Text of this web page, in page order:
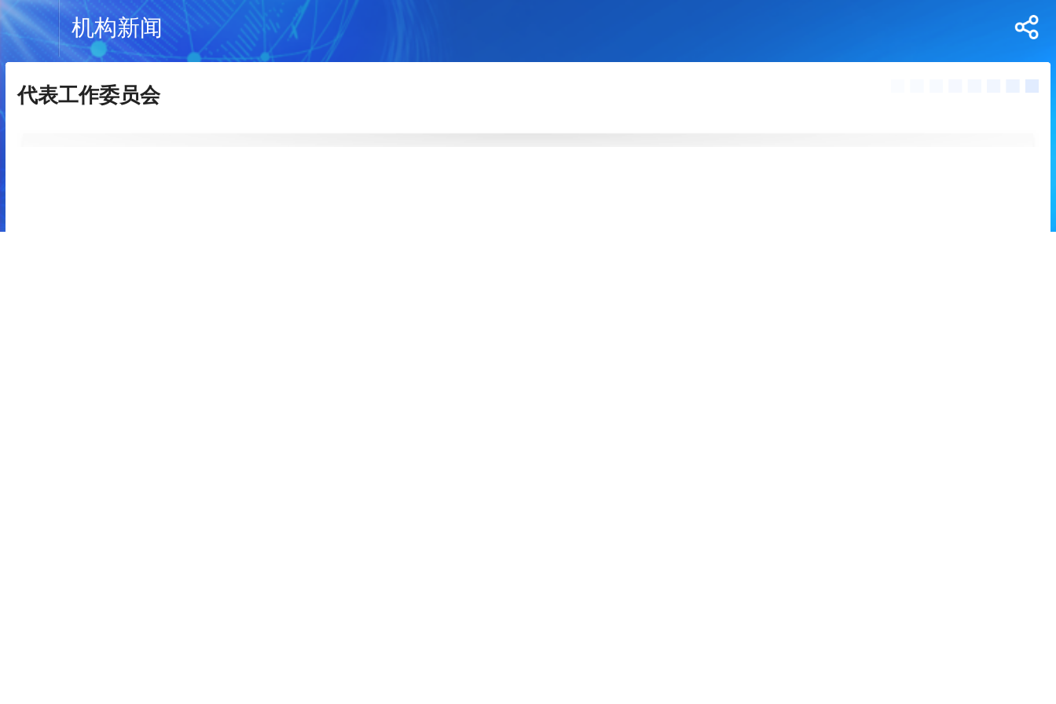
机构新闻
代表工作委员会